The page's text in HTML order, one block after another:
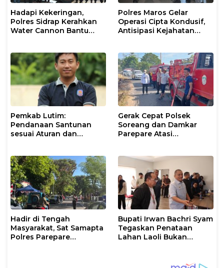
Hadapi Kekeringan,
Polres Sidrap Kerahkan
Water Cannon Bantu
Polres Maros Gelar
Operasi Cipta Kondusif,
Antisipasi Kejahatan
Pemkab Lutim:
Pendanaan Santunan
sesuai Aturan dan
Gerak Cepat Polsek
Soreang dan Damkar
Parepare Atasi
Hadir di Tengah
Masyarakat, Sat Samapta
Polres Parepare
Bupati Irwan Bachri Syam
Tegaskan Penataan
Lahan Laoli Bukan